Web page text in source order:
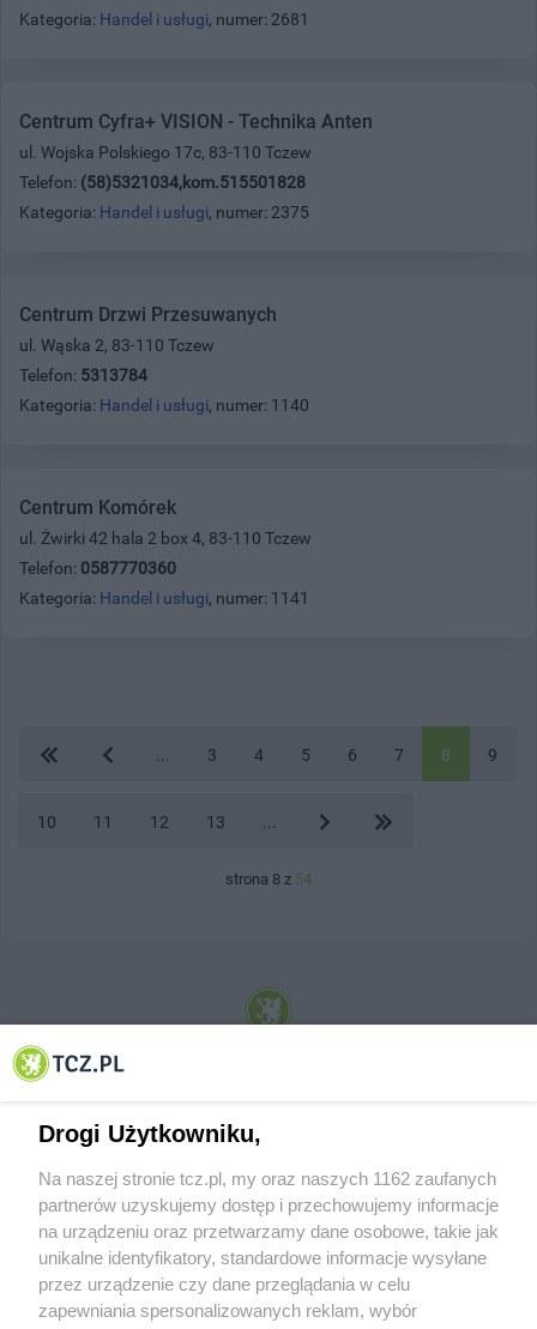
Kategoria: Handel i usługi, numer: 2681
Centrum Cyfra+ VISION - Technika Anten
ul. Wojska Polskiego 17c, 83-110 Tczew
Telefon: (58)5321034,kom.515501828
Kategoria: Handel i usługi, numer: 2375
Centrum Drzwi Przesuwanych
ul. Wąska 2, 83-110 Tczew
Telefon: 5313784
Kategoria: Handel i usługi, numer: 1140
Centrum Komórek
ul. Żwirki 42 hala 2 box 4, 83-110 Tczew
Telefon: 0587770360
Kategoria: Handel i usługi, numer: 1141
3 4 5 6 7 8 9
10 11 12 13
strona 8 z 54
© 2001-2026 Tczew - TCZ.PL Sp. z o.o. Internetowy Serwis Informacyjny Miasta
O FIRMIE POLITYKA PRYWATNOŚCI HOSTING
Drogi Użytkowniku,
Na naszej stronie tcz.pl, my oraz naszych 1162 zaufanych
partnerów uzyskujemy dostęp i przechowujemy informacje
na urządzeniu oraz przetwarzamy dane osobowe, takie jak
unikalne identyfikatory, standardowe informacje wysyłane
przez urządzenie czy dane przeglądania w celu
zapewniania spersonalizowanych reklam, wybór